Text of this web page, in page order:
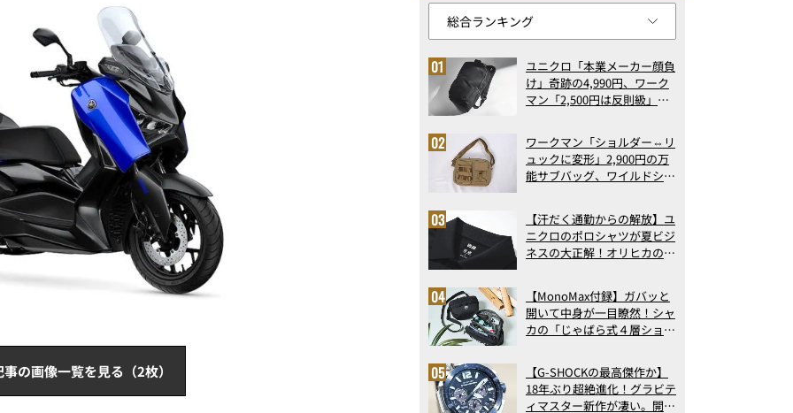
の画像一覧を見る（2枚）
ユニクロ「本業メーカー顔負
け」奇跡の4,990円、ワーク
マン「2,500円は反則級」凄
ト3】（2026年6月版）
ワークマン「ショルダー⇔リ
ュックに変形」2,900円の万
能サブバッグ、ワイルドシン
記事ランキングベスト3】
（2026年6月版）
【汗だく通勤からの解放】ユ
ニクロのポロシャツが夏ビジ
ネスの大正解！オリヒカの透
アの実力
【MonoMax付録】ガバッと
開いて中身が一目瞭然！シャ
カの「じゃばら式４層ショル
った！
【G-SHOCKの最高傑作か】
18年ぶり超絶進化！グラビテ
ィマスター新作が凄い。開発